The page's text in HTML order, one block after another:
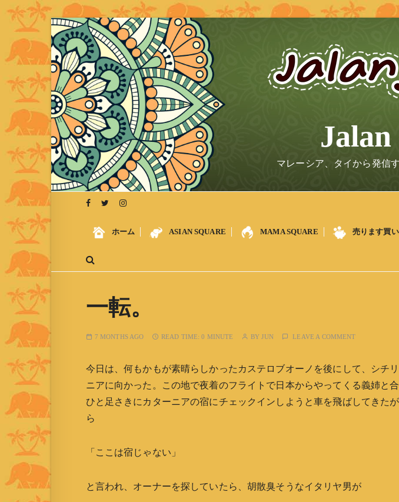
S
k
i
p
t
o
c
o
n
e
n
マレーシア、タイから発信
ホーム ASIAN SQUARE MAMA SQUARE 売ります買
一転。
7 MONTHS AGO READ TIME:0 MINUTE BYJUN LEAVE A COMMENT
今日は、何もかもが素晴らしかったカステロブオーノを後にして、シチ
ニアに向かった。この地で夜着のフライトで日本からやってくる義姉と合
ひと足さきにカターニアの宿にチェックインしようと車を飛ばしてきた
ら
「ここは宿じゃない」
と言われ、オーナーを探していたら、胡散臭そうなイタリヤ男が